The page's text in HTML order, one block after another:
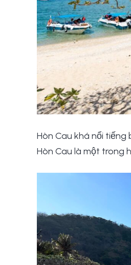
Hòn Cau khá nổi tiếng
Hòn Cau là một trong